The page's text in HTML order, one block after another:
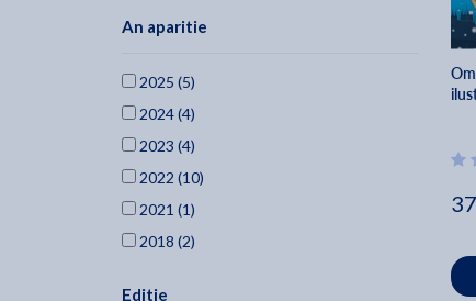
Robert Louis Stevenson (1)
Howard Pyle (1)
An aparitie
2025 (5)
2024 (4)
2023 (4)
2022 (10)
2021 (1)
2018 (2)
Editie